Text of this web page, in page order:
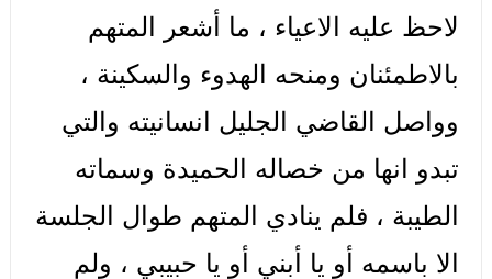
لاحظ عليه الاعياء ، ما أشعر المتهم
بالاطمئنان ومنحه الهدوء والسكينة ،
وواصل القاضي الجليل انسانيته والتي
تبدو انها من خصاله الحميدة وسماته
الطيبة ، فلم ينادي المتهم طوال الجلسة
الا باسمه أو يا أبني أو يا حبيبي ، ولم